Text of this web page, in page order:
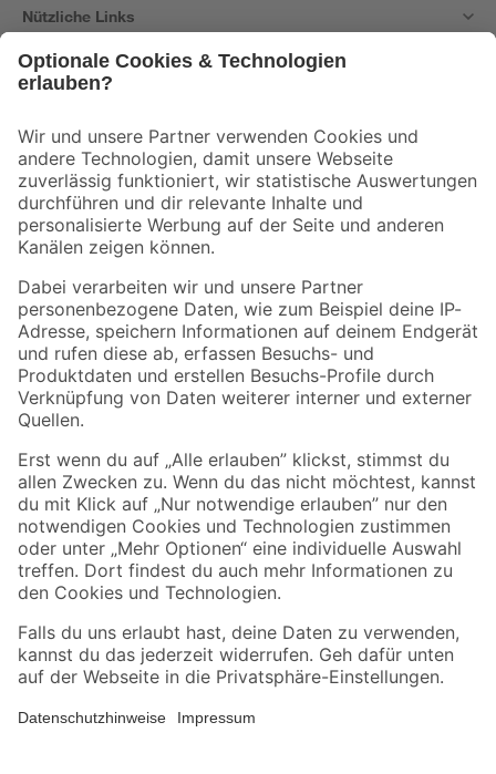
Nützliche Links
Der toom Newsletter: Keine Angebote und Aktionen mehr verpassen!
Zur Newsletter Anmeldung
Folge uns
Zahlungsarten Versandarten
Sicher einkaufen
Jetzt die toom-App herunterladen
Alle Preisangaben in EUR inkl. gesetzl. MwSt.. Die dargestellten Angebote sind unter
Umständen nicht in allen Märkten verfügbar. Die angegebenen Verfügbarkeiten beziehen
Produkte nur solange der Vorrat reicht.
*Paketversand ab 59 € versandkostenfrei, gilt nicht für Artikel mit Speditionsversand, hier